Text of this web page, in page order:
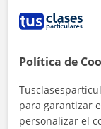
1ª clase
Política de
para garantizar
personalizar el